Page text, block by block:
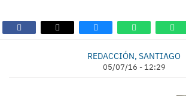
REDACCIÓN, SANTIAGO
05/07/16 - 12:29